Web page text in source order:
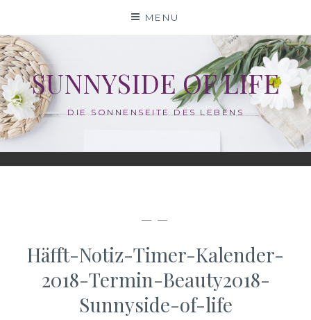
content
MENU
SUNNYSIDE OF LIFE
DIE SONNENSEITE DES LEBENS
— —
Häfft-Notiz-Timer-Kalender-
2018-Termin-Beauty2018-
Sunnyside-of-life